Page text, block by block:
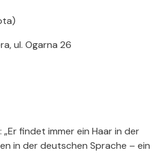
ul. Ogarna 26
findet immer ein Haar in der
in der deutschen Sprache – ein